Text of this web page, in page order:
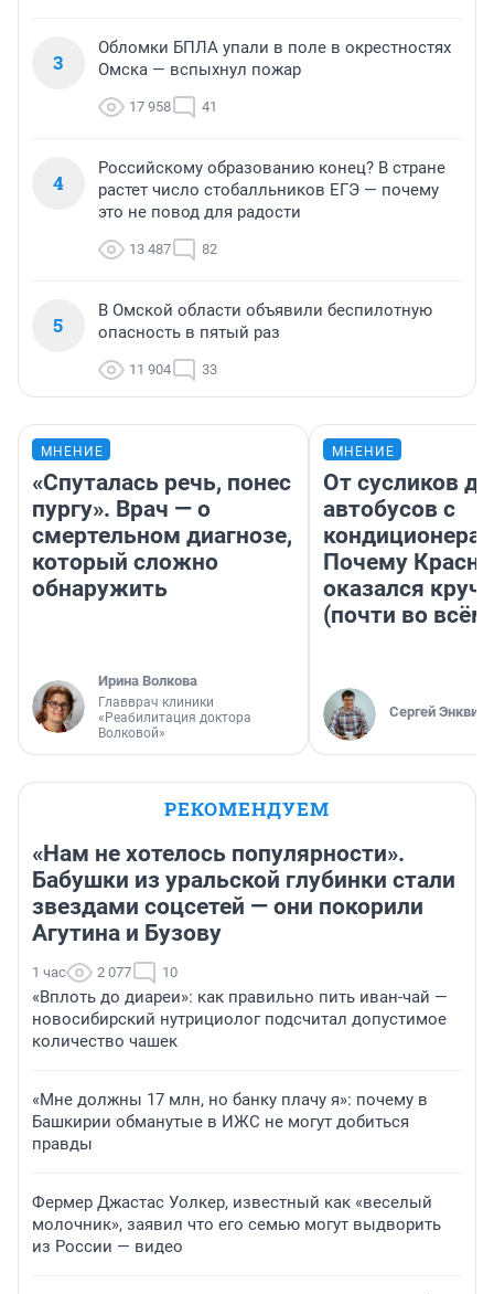
3
Обломки БПЛА упали в поле в окрестностях
Омска — вспыхнул пожар
17 958 41
4
Российскому образованию конец? В стране
растет число стобалльников ЕГЭ — почему
это не повод для радости
13 487 82
5
В Омской области объявили беспилотную
опасность в пятый раз
11 904 33
МНЕНИЕ
«Спуталась речь, понес
пургу». Врач — о
смертельном диагнозе,
который сложно
обнаружить
Ирина Волкова
Главврач клиники
«Реабилитация доктора
Волковой»
МНЕНИЕ
От сусликов до
автобусов с
Почему
оказался
(почти во
Сергей Энквист
РЕКОМЕНДУЕМ
«Нам не хотелось популярности».
Бабушки из уральской глубинки стали
звездами соцсетей — они покорили
Агутина и Бузову
1 час 2 077 10
«Вплоть до диареи»: как правильно пить иван-чай —
новосибирский нутрициолог подсчитал допустимое
количество чашек
«Мне должны 17 млн, но банку плачу я»: почему в
Башкирии обманутые в ИЖС не могут добиться
правды
Фермер Джастас Уолкер, известный как «веселый
молочник», заявил что его семью могут выдворить
из России — видео